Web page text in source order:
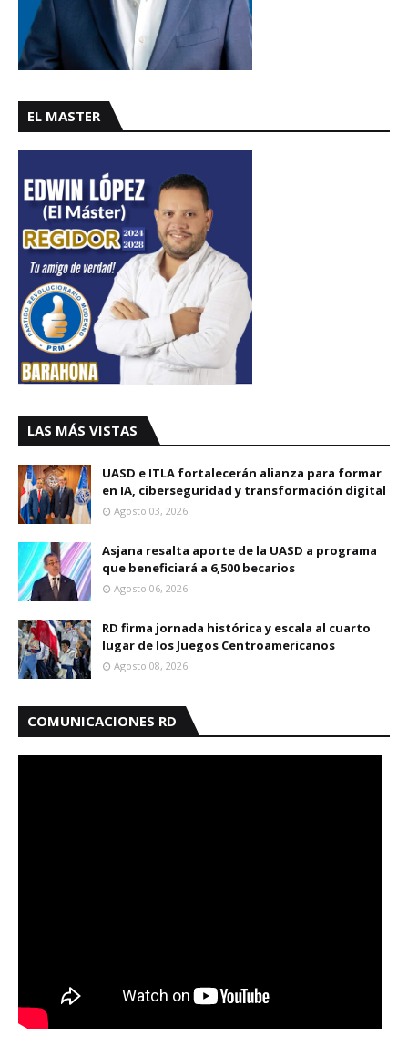
EL MASTER
LAS MÁS VISTAS
UASD e ITLA fortalecerán alianza para formar
en IA, ciberseguridad y transformación digital
Agosto 03, 2026
Asjana resalta aporte de la UASD a programa
que beneficiará a 6,500 becarios
Agosto 06, 2026
RD firma jornada histórica y escala al cuarto
lugar de los Juegos Centroamericanos
Agosto 08, 2026
COMUNICACIONES RD